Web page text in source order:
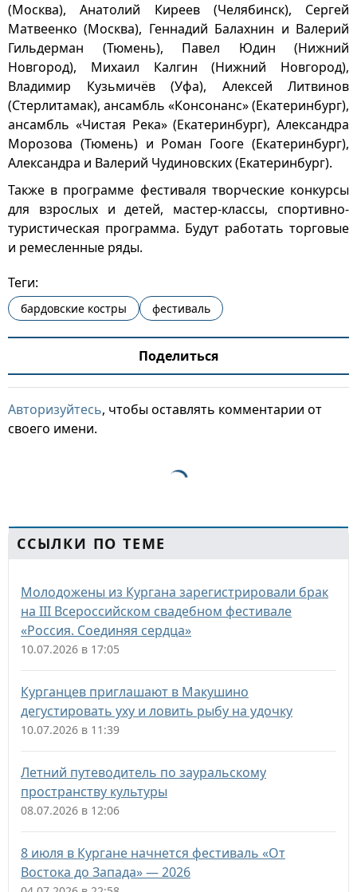
(Москва), Анатолий Киреев (Челябинск), Сергей
Матвеенко (Москва), Геннадий Балахнин и Валерий
Гильдерман (Тюмень), Павел Юдин (Нижний
Новгород), Михаил Калгин (Нижний Новгород),
Владимир Кузьмичёв (Уфа), Алексей Литвинов
(Стерлитамак), ансамбль «Консонанс» (Екатеринбург),
ансамбль «Чистая Река» (Екатеринбург), Александра
Морозова (Тюмень) и Роман Гооге (Екатеринбург),
Александра и Валерий Чудиновских (Екатеринбург).
Также в программе фестиваля творческие конкурсы
для взрослых и детей, мастер-классы, спортивно-
туристическая программа. Будут работать торговые
и ремесленные ряды.
Теги:
бардовские костры фестиваль
Поделиться
Авторизуйтесь, чтобы оставлять комментарии от
своего имени.
ССЫЛКИ ПО ТЕМЕ
Молодожены из Кургана зарегистрировали брак
на III Всероссийском свадебном фестивале
«Россия. Соединяя сердца»
10.07.2026 в 17:05
Курганцев приглашают в Макушино
дегустировать уху и ловить рыбу на удочку
10.07.2026 в 11:39
Летний путеводитель по зауральскому
пространству культуры
08.07.2026 в 12:06
8 июля в Кургане начнется фестиваль «От
Востока до Запада» — 2026